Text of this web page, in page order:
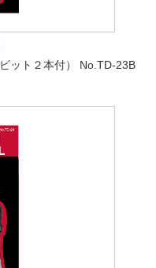
ット２本付） No.TD-23B